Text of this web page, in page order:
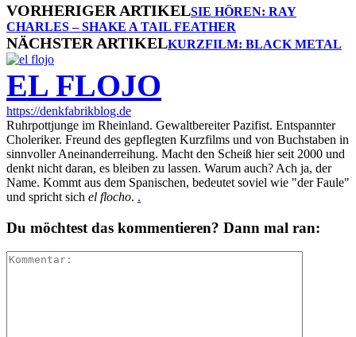
VORHERIGER ARTIKELSIE HÖREN: RAY
CHARLES – SHAKE A TAIL FEATHER
NÄCHSTER ARTIKELKURZFILM: BLACK METAL
EL FLOJO
https://denkfabrikblog.de
Ruhrpottjunge im Rheinland. Gewaltbereiter Pazifist. Entspannter
Choleriker. Freund des gepflegten Kurzfilms und von Buchstaben in
sinnvoller Aneinanderreihung. Macht den Scheiß hier seit 2000 und
denkt nicht daran, es bleiben zu lassen. Warum auch? Ach ja, der
Name. Kommt aus dem Spanischen, bedeutet soviel wie "der Faule"
und spricht sich el flocho. .
Du möchtest das kommentieren? Dann mal ran: